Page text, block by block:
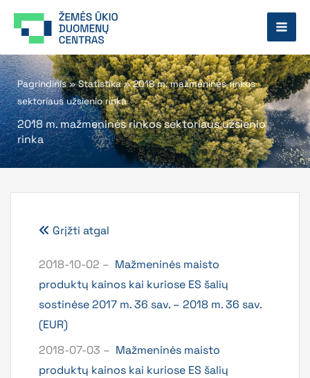
prie
Pagrindinis»Statistika»2018 m. mažmeninės rinkos
sektoriaus užsienio rinka
2018 m. mažmeninės rinkos sektoriaus užsienio
rinka
Grįžti atgal
2018-10-02 – Mažmeninės maisto
produktų kainos kai kuriose ES šalių
sostinėse 2017 m. 36 sav. – 2018 m. 36 sav.
(EUR)
2018-07-03 – Mažmeninės maisto
produktų kainos kai kuriose ES šalių